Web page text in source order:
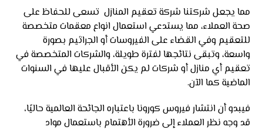
مما يجعل شركتنا شركة تعقيم المنازل تسعى للحفاظ على
صحة العملاء، مما يستدعي استعمال انواع معقمات متخصصة
للتعقيم وفي القضاء على الفيروسات أو الجراثيم بصورة
واسعة، وتبقى نتائجها لفترة طويلة، والشركات المتخصصة في
تعقيم أي منازل أو شركات لم يكن الأقبال عليها في السنوات
الماضية كما الآن.
فيبدو أن انتشار فيروس كورونا باعتباره الجائحة العالمية حاليًا،
قد وجه نظر العملاء إلى ضرورة الأهتمام باستعمال مواد